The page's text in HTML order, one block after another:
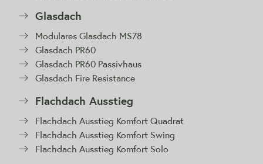
Glasdach
Modulares Glasdach MS78
Glasdach PR60
Glasdach PR60 Passivhaus
Glasdach Fire Resistance
Flachdach Ausstieg
Flachdach Ausstieg Komfort Quadrat
Flachdach Ausstieg Komfort Swing
Flachdach Ausstieg Komfort Solo